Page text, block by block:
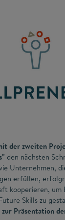
der zweiten
den nächsten
Unternehmen,
erfüllen,
kooperieren, um
Skills zu
Präsentation